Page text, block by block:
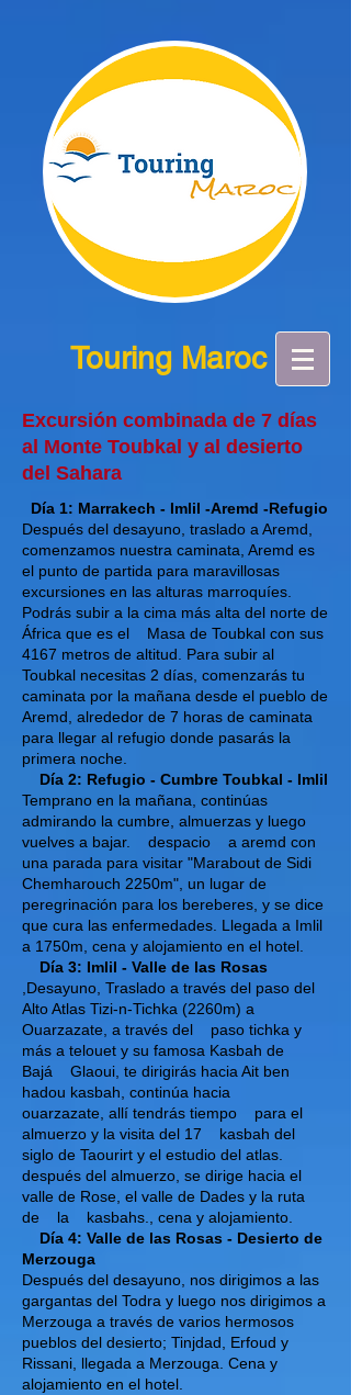
Touring Maroc
Excursión combinada de 7 días
al Monte Toubkal y al desierto
del Sahara
Día 1: Marrakech - Imlil -Aremd -Refugio
Después del desayuno, traslado a Aremd,
comenzamos nuestra caminata, Aremd es
el punto de partida para maravillosas
excursiones en las alturas marroquíes.
Podrás subir a la cima más alta del norte de
África que es el
Masa de Toubkal con sus
4167 metros de altitud. Para subir al
Toubkal necesitas 2 días, comenzarás tu
caminata por la mañana desde el pueblo de
Aremd, alrededor de 7 horas de caminata
para llegar al refugio donde pasarás la
primera noche.
Día 2: Refugio - Cumbre Toubkal - Imlil
Temprano en la mañana, continúas
admirando la cumbre, almuerzas y luego
vuelves a bajar.
despacio
a aremd con
una parada para visitar "Marabout de Sidi
Chemharouch 2250m", un lugar de
peregrinación para los bereberes, y se dice
que cura las enfermedades. Llegada a Imlil
a 1750m, cena y alojamiento en el hotel.
Día 3: Imlil - Valle de las Rosas
,Desayuno, Traslado a través del paso del
Alto Atlas Tizi-n-Tichka (2260m) a
Ouarzazate, a través del
paso tichka y
más a telouet y su famosa Kasbah de
Bajá
Glaoui, te dirigirás hacia Ait ben
hadou kasbah, continúa hacia
ouarzazate, allí tendrás tiempo
para el
almuerzo y la visita del 17
kasbah del
siglo de Taourirt y el estudio del atlas.
después del almuerzo, se dirige hacia el
valle de Rose, el valle de Dades y la ruta
de
la
kasbahs., cena y alojamiento.
Día 4: Valle de las Rosas - Desierto de
Merzouga
Después del desayuno, nos dirigimos a las
gargantas del Todra y luego nos dirigimos a
Merzouga a través de varios hermosos
pueblos del desierto; Tinjdad, Erfoud y
Rissani, llegada a Merzouga. Cena y
alojamiento en el hotel.